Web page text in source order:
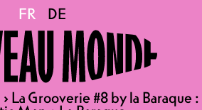
FR DE
› La Grooverie #8 by la Baraque :
FR DE
› La Grooverie #8 by la Baraque :
#8 by la
Fantastic Man